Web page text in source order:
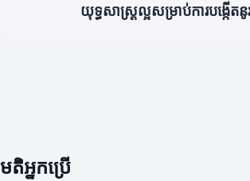
យុទ្ធសាស្ត្រល្អសម្រាប់ការបង្កើត
មតិអ្នកប្រើ